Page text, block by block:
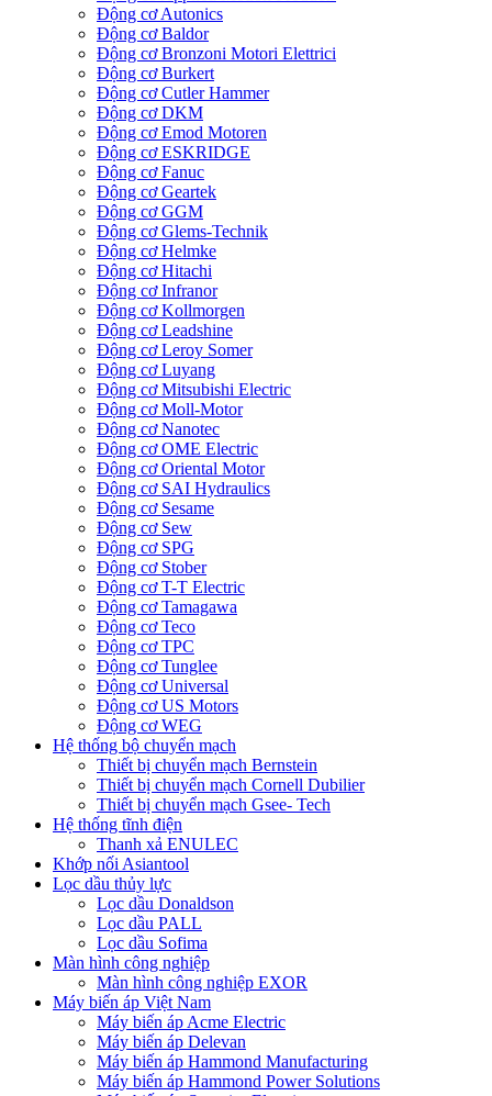
Động cơ Autonics
Động cơ Baldor
Động cơ Bronzoni Motori Elettrici
Động cơ Burkert
Động cơ Cutler Hammer
Động cơ DKM
Động cơ Emod Motoren
Động cơ ESKRIDGE
Động cơ Fanuc
Động cơ Geartek
Động cơ GGM
Động cơ Glems-Technik
Động cơ Helmke
Động cơ Hitachi
Động cơ Infranor
Động cơ Kollmorgen
Động cơ Leadshine
Động cơ Leroy Somer
Động cơ Luyang
Động cơ Mitsubishi Electric
Động cơ Moll-Motor
Động cơ Nanotec
Động cơ OME Electric
Động cơ Oriental Motor
Động cơ SAI Hydraulics
Động cơ Sesame
Động cơ Sew
Động cơ SPG
Động cơ Stober
Động cơ T-T Electric
Động cơ Tamagawa
Động cơ Teco
Động cơ TPC
Động cơ Tunglee
Động cơ Universal
Động cơ US Motors
Động cơ WEG
Hệ thống bộ chuyển mạch
Thiết bị chuyển mạch Bernstein
Thiết bị chuyển mạch Cornell Dubilier
Thiết bị chuyển mạch Gsee- Tech
Hệ thống tĩnh điện
Thanh xả ENULEC
Khớp nối Asiantool
Lọc dầu thủy lực
Lọc dầu Donaldson
Lọc dầu PALL
Lọc dầu Sofima
Màn hình công nghiệp
Màn hình công nghiệp EXOR
Máy biến áp Việt Nam
Máy biến áp Acme Electric
Máy biến áp Delevan
Máy biến áp Hammond Manufacturing
Máy biến áp Hammond Power Solutions